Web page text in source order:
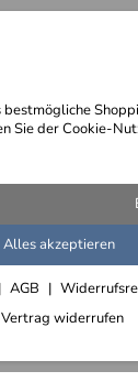
Sie der Cookie-
Alles akzeptieren
AGB
Vertrag widerrufen